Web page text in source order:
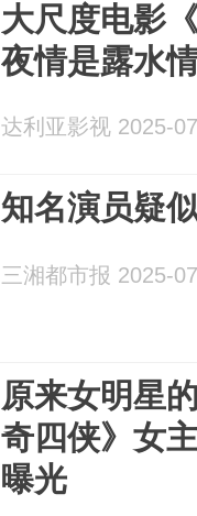
大尺度电影
夜情是露水
达利亚影视 2025-
知名演员疑
三湘都市报 2025-
原来女明星
奇四侠》女
曝光